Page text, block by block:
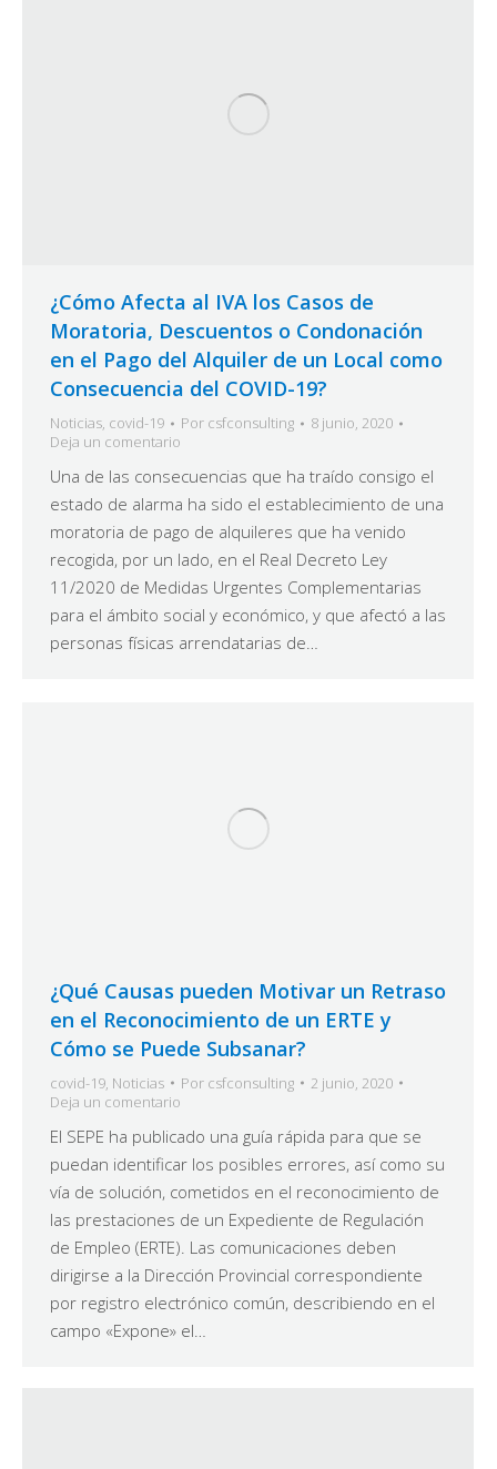
¿Cómo Afecta al IVA los Casos de
Moratoria, Descuentos o Condonación
en el Pago del Alquiler de un Local como
Consecuencia del COVID-19?
Noticias, covid-19 Por csfconsulting
8 junio, 2020
Deja un comentario
Una de las consecuencias que ha traído consigo el
estado de alarma ha sido el establecimiento de una
moratoria de pago de alquileres que ha venido
recogida, por un lado, en el Real Decreto Ley
11/2020 de Medidas Urgentes Complementarias
para el ámbito social y económico, y que afectó a las
personas físicas arrendatarias de…
¿Qué Causas pueden Motivar un Retraso
en el Reconocimiento de un ERTE y
Cómo se Puede Subsanar?
covid-19, Noticias Por csfconsulting
2 junio, 2020
Deja un comentario
El SEPE ha publicado una guía rápida para que se
puedan identificar los posibles errores, así como su
vía de solución, cometidos en el reconocimiento de
las prestaciones de un Expediente de Regulación
de Empleo (ERTE). Las comunicaciones deben
dirigirse a la Dirección Provincial correspondiente
por registro electrónico común, describiendo en el
campo «Expone» el…